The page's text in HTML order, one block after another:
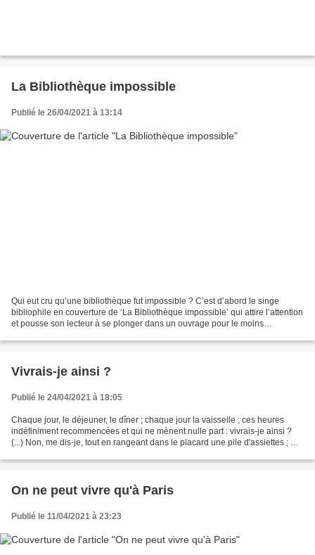
La Bibliothèque impossible
Publié le 26/04/2021 à 13:14
Qui eut cru qu’une bibliothèque fut impossible ? C’est d’abord le singe
bibliophile en couverture de ‘La Bibliothèque impossible’ qui attire l’attention
et pousse son lecteur à se plonger dans un ouvrage pour le moins
Vivrais-je ainsi ?
Publié le 24/04/2021 à 18:05
Chaque jour, le déjeuner, le dîner ; chaque jour la vaisselle ; ces heures
indéfiniment recommencées et qui ne mènent nulle part : vivrais-je ainsi ?
(...) Non, me dis-je, tout en rangeant dans le placard une pile d'assiettes ; ma
On ne peut vivre qu'à Paris
Publié le 11/04/2021 à 23:23